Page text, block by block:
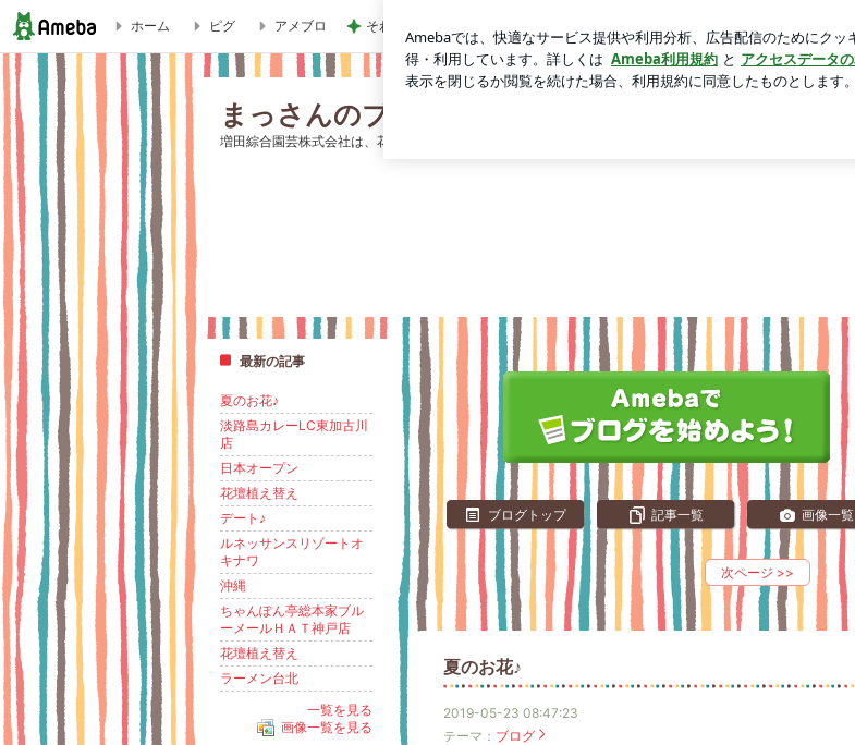
まっさんのブログ
ホーム ピグ アメブロ そわそわドキドキしながらの入院準備
まっさんのブログ
増田綜合園芸株式会社は、花と緑のトータルプロデュース企業として、花と緑の快適生活を応援します！
ブログトップ 記事一覧 画像一覧
次ページ >>
夏のお花♪
2019-05-23 08:47:23
テーマ： ブログ
最新の記事
夏のお花♪
淡路島カレーLC東加古川
店
日本オープン
花壇植え替え
デート♪
ルネッサンスリゾートオ
キナワ
沖縄
ちゃんぽん亭総本家ブル
ーメールＨＡＴ神戸店
花壇植え替え
ラーメン台北
一覧を見る
画像一覧を見る